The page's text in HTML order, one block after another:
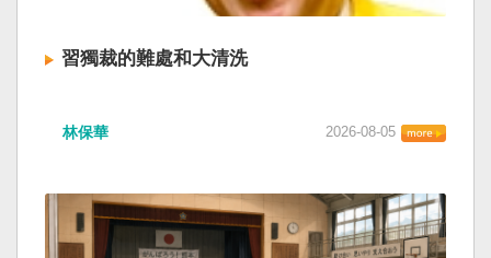
習獨裁的難處和大清洗
林保華 2026-08-05